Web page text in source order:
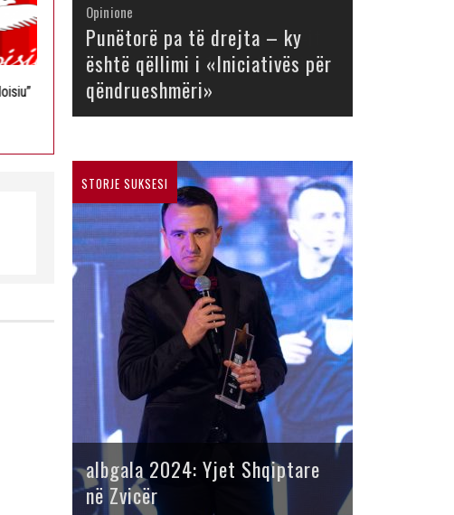
Opinione
Opinione
Punëtorë pa të drejta – ky
është qëllimi i «Iniciativës për
qëndrueshmëri»
Opinione
Opinione
Opinione
Opinione
Opinione
Opinione
STORJE SUKSESI
albgala 2024: Yjet Shqiptare
në Zvicër